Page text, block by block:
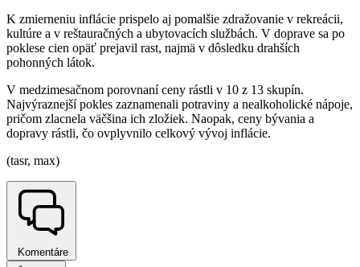
K zmierneniu inflácie prispelo aj pomalšie zdražovanie v rekreácii,
kultúre a v reštauračných a ubytovacích službách. V doprave sa po
poklese cien opäť prejavil rast, najmä v dôsledku drahších
pohonných látok.
V medzimesačnom porovnaní ceny rástli v 10 z 13 skupín.
Najvýraznejší pokles zaznamenali potraviny a nealkoholické nápoje,
pričom zlacnela väčšina ich zložiek. Naopak, ceny bývania a
dopravy rástli, čo ovplyvnilo celkový vývoj inflácie.
(tasr, max)
Komentáre